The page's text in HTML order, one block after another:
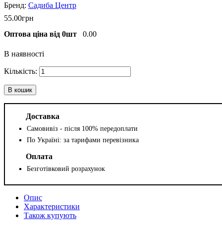
Садиба Центр
55.00грн
Оптова ціна від 0шт
0.00
В наявності
В кошик
Доставка
Самовивіз - після 100% передоплати
По Україні: за тарифами перевізника
Оплата
Безготівковий розрахунок
Опис
Характеристики
Також купують